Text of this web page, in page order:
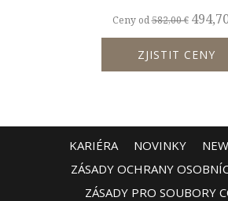
Ceny od582,00 €
ZJISTIT CENY
KARIÉRA NOVINKY
ZÁSADY OCHRANY
ZÁSADY PRO SOUBORY